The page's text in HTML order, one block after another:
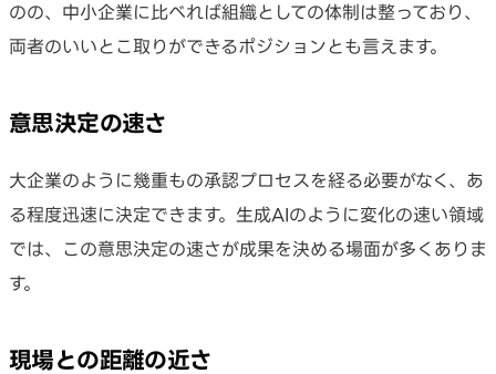
のの、中小企業に比べれば組織としての体制は整っており、
両者のいいとこ取りができるポジションとも言えます。
意思決定の速さ
大企業のように幾重もの承認プロセスを経る必要がなく、あ
る程度迅速に決定できます。生成AIのように変化の速い領域
では、この意思決定の速さが成果を決める場面が多くありま
す。
現場との距離の近さ